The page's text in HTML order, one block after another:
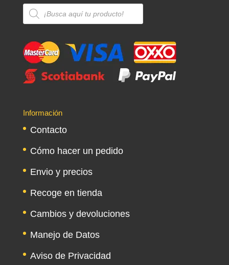
Búsqueda
productos
Información
Contacto
Cómo hacer un pedido
Envio y precios
Recoge en tienda
Cambios y devoluciones
Manejo de Datos
Aviso de Privacidad